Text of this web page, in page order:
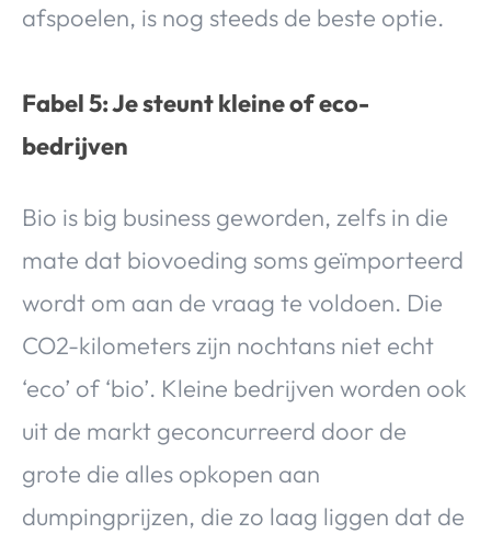
afspoelen, is nog steeds de beste optie.
Fabel 5: Je steunt kleine of eco-
bedrijven
Bio is big business geworden, zelfs in die
mate dat biovoeding soms geïmporteerd
wordt om aan de vraag te voldoen. Die
CO2-kilometers zijn nochtans niet echt
‘eco’ of ‘bio’. Kleine bedrijven worden ook
uit de markt geconcurreerd door de
grote die alles opkopen aan
dumpingprijzen, die zo laag liggen dat de